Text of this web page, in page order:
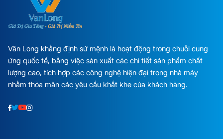
Vân Long khẳng định sứ mệnh là hoạt động trong chuỗi cung
ứng quốc tế, bằng việc sản xuất các chi tiết sản phẩm chất
lượng cao, tích hợp các công nghệ hiện đại trong nhà máy
nhằm thỏa mãn các yêu cầu khắt khe của khách hàng.